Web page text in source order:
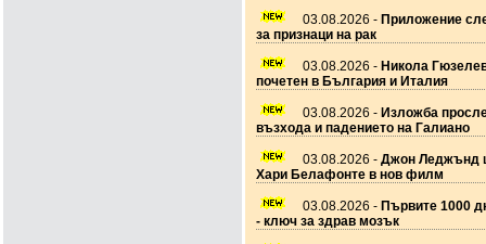
03.08.2026 - Приложение
за признаци на рак
03.08.2026 - Никола
почетен в България и Италия
03.08.2026 - Изложба
възхода и падението на Галиано
03.08.2026 - Джон Леджънд
Хари Белафонте в нов филм
03.08.2026 - Първите 1000
- ключ за здрав мозък